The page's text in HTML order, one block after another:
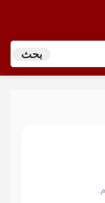
بحث